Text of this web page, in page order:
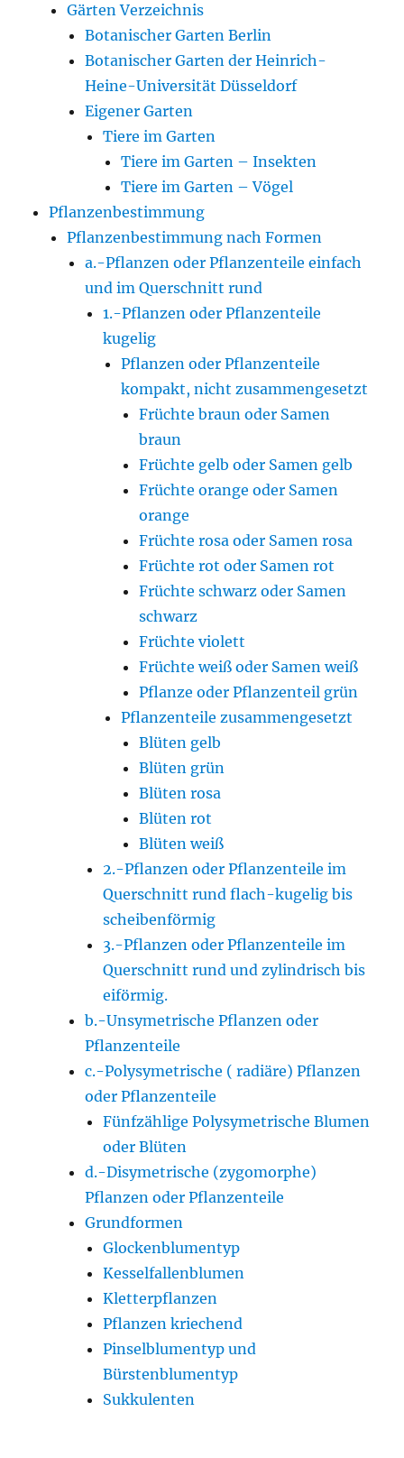
Gärten Verzeichnis
Botanischer Garten Berlin
Botanischer Garten der Heinrich-
Heine-Universität Düsseldorf
Eigener Garten
Tiere im Garten
Tiere im Garten – Insekten
Tiere im Garten – Vögel
Pflanzenbestimmung
Pflanzenbestimmung nach Formen
a.-Pflanzen oder Pflanzenteile einfach
und im Querschnitt rund
1.-Pflanzen oder Pflanzenteile
kugelig
Pflanzen oder Pflanzenteile
kompakt, nicht zusammengesetzt
Früchte braun oder Samen
braun
Früchte gelb oder Samen gelb
Früchte orange oder Samen
orange
Früchte rosa oder Samen rosa
Früchte rot oder Samen rot
Früchte schwarz oder Samen
schwarz
Früchte violett
Früchte weiß oder Samen weiß
Pflanze oder Pflanzenteil grün
Pflanzenteile zusammengesetzt
Blüten gelb
Blüten grün
Blüten rosa
Blüten rot
Blüten weiß
2.-Pflanzen oder Pflanzenteile im
Querschnitt rund flach-kugelig bis
scheibenförmig
3.-Pflanzen oder Pflanzenteile im
Querschnitt rund und zylindrisch bis
eiförmig.
b.-Unsymetrische Pflanzen oder
Pflanzenteile
c.-Polysymetrische ( radiäre) Pflanzen
oder Pflanzenteile
Fünfzählige Polysymetrische Blumen
oder Blüten
d.-Disymetrische (zygomorphe)
Pflanzen oder Pflanzenteile
Grundformen
Glockenblumentyp
Kesselfallenblumen
Kletterpflanzen
Pflanzen kriechend
Pinselblumentyp und
Bürstenblumentyp
Sukkulenten